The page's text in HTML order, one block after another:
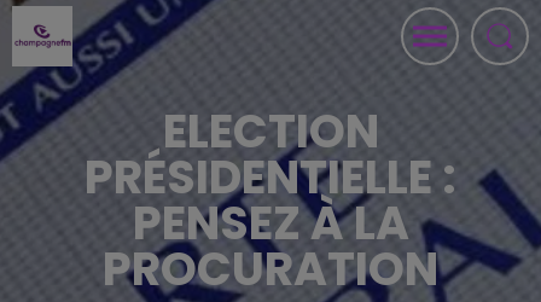
ELECTION
PRÉSIDENTIELLE :
PENSEZ À LA
PROCURATION